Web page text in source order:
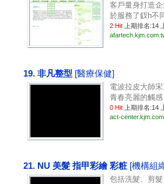
客戶量身打造
於服務了釵h不
2 Hit 上期排名:14
19. 非凡整型 [醫療保健]
電波拉皮大師
青春亮麗的觸
0 Hit 上期排名:14
act-
21. NU 美髮 指甲彩繪 彩粧 [機構組
包括洗髮、剪